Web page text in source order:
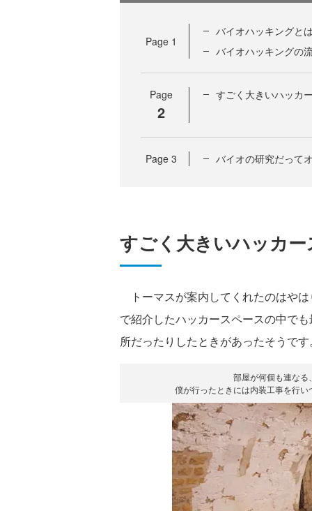
Page 1
バイオハッキングと
バイオハッキングの
Page
2
すごく大きいハッカ
Page 3 バイオの研究だって
すごく大きいハッカ
トーマスが案内してくれたのはや
で紹介したハッカースペースの中で
所だったりしたときがあったそうで
部屋が何個も連な
僕が行ったときには内装工事を行